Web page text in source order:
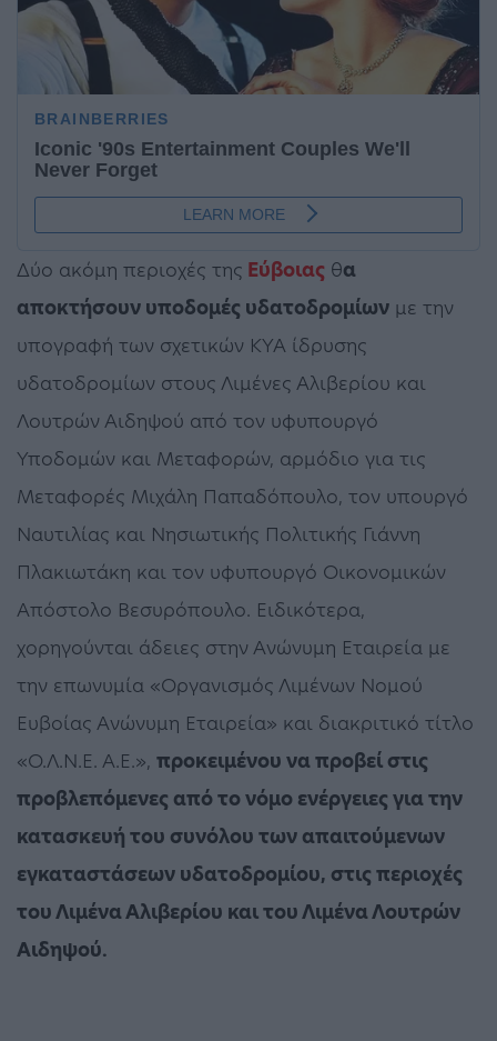
Δύο ακόμη περιοχές της Εύβοιας θα
αποκτήσουν υποδομές υδατοδρομίων με την
υπογραφή των σχετικών ΚΥΑ ίδρυσης
υδατοδρομίων στους Λιμένες Αλιβερίου και
Λουτρών Αιδηψού από τον υφυπουργό
Υποδομών και Μεταφορών, αρμόδιο για τις
Μεταφορές Μιχάλη Παπαδόπουλο, τον υπουργό
Ναυτιλίας και Νησιωτικής Πολιτικής Γιάννη
Πλακιωτάκη και τον υφυπουργό Οικονομικών
Απόστολο Βεσυρόπουλο. Ειδικότερα,
χορηγούνται άδειες στην Ανώνυμη Εταιρεία με
την επωνυμία «Οργανισμός Λιμένων Νομού
Ευβοίας Ανώνυμη Εταιρεία» και διακριτικό τίτλο
«Ο.Λ.Ν.Ε. Α.Ε.», προκειμένου να προβεί στις
προβλεπόμενες από το νόμο ενέργειες για την
κατασκευή του συνόλου των απαιτούμενων
εγκαταστάσεων υδατοδρομίου, στις περιοχές
του Λιμένα Αλιβερίου και του Λιμένα Λουτρών
Αιδηψού.